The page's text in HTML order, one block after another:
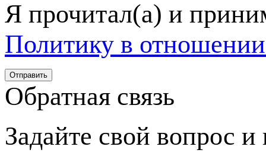
Я прочитал(а) и
Политику в
Обратная связь
Задайте свой вопрос